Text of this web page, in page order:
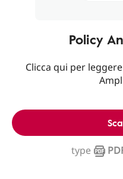
Policy
Clicca qui per
type